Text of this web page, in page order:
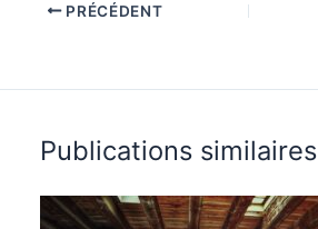
PRÉCÉDENT
Publications similaires